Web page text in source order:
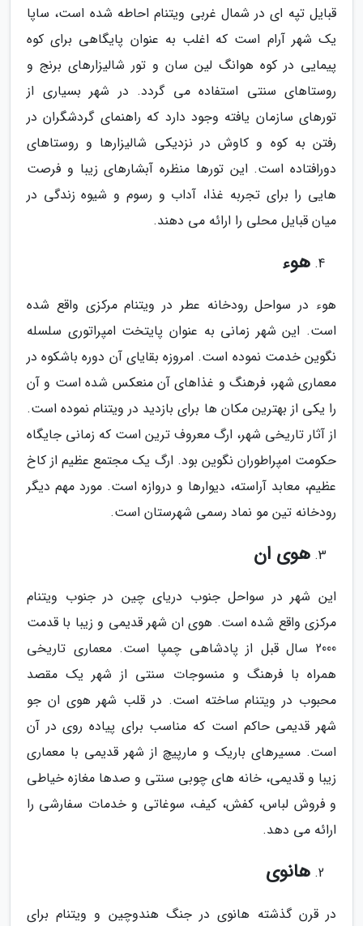
قبایل تپه ای در شمال غربی ویتنام احاطه شده است، ساپا
یک شهر آرام است که اغلب به عنوان پایگاهی برای کوه
پیمایی در کوه هوانگ لین سان و تور شالیزارهای برنج و
روستاهای سنتی استفاده می گردد. در شهر بسیاری از
تورهای سازمان یافته وجود دارد که راهنمای گردشگران در
رفتن به کوه و کاوش در نزدیکی شالیزارها و روستاهای
دورافتاده است. این تورها منظره آبشارهای زیبا و فرصت
هایی را برای تجربه غذا، آداب و رسوم و شیوه زندگی در
میان قبایل محلی را ارائه می دهند.
هوء
هوء در سواحل رودخانه عطر در ویتنام مرکزی واقع شده
است. این شهر زمانی به عنوان پایتخت امپراتوری سلسله
نگوین خدمت نموده است. امروزه بقایای آن دوره باشکوه در
معماری شهر، فرهنگ و غذاهای آن منعکس شده است و آن
را یکی از بهترین مکان ها برای بازدید در ویتنام نموده است.
از آثار تاریخی شهر، ارگ معروف ترین است که زمانی جایگاه
حکومت امپراطوران نگوین بود. ارگ یک مجتمع عظیم از کاخ
عظیم، معابد آراسته، دیوارها و دروازه است. مورد مهم دیگر
رودخانه تین مو نماد رسمی شهرستان است.
هوی ان
این شهر در سواحل جنوب دریای چین در جنوب ویتنام
مرکزی واقع شده است. هوی ان شهر قدیمی و زیبا با قدمت
2000 سال قبل از پادشاهی چمپا است. معماری تاریخی
همراه با فرهنگ و منسوجات سنتی از شهر یک مقصد
محبوب در ویتنام ساخته است. در قلب شهر هوی ان جو
شهر قدیمی حاکم است که مناسب برای پیاده روی در آن
است. مسیرهای باریک و مارپیچ از شهر قدیمی با معماری
زیبا و قدیمی، خانه های چوبی سنتی و صدها مغازه خیاطی
و فروش لباس، کفش، کیف، سوغاتی و خدمات سفارشی را
ارائه می دهد.
هانوی
در قرن گذشته هانوی در جنگ هندوچین و ویتنام برای